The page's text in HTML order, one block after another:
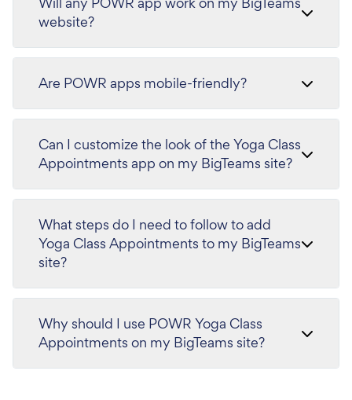
website?
Are POWR apps mobile-friendly?
Can I customize the look of the Yoga Class
Appointments app on my BigTeams site?
What steps do I need to follow to add
Yoga Class Appointments to my BigTeams
site?
Why should I use POWR Yoga Class
Appointments on my BigTeams site?